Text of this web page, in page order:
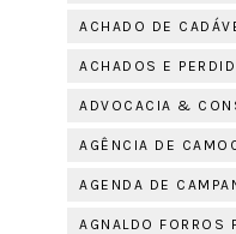
ACHADO DE
ACHADOS E
ADVOCACIA &
AGÊNCIA DE
AGENDA DE
AGNALDO FORROS